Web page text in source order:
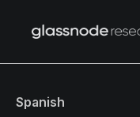
Spanish